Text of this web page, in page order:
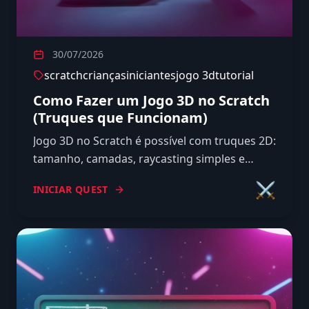
30/07/2026
scratchcriançasiniciantesjogo 3dtutorial
Como Fazer um Jogo 3D no Scratch
(Truques que Funcionam)
Jogo 3D no Scratch é possível com truques 2D:
tamanho, camadas, raycasting simples e
com blocos em português.
INICIAR QUEST ⚔️